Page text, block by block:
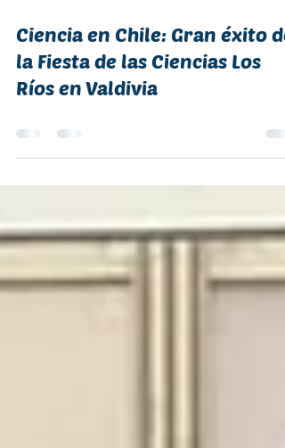
12 oct 2022 0 min de lectura
Ciencia en Chile: Gran éxito de
la Fiesta de las Ciencias Los
Ríos en Valdivia